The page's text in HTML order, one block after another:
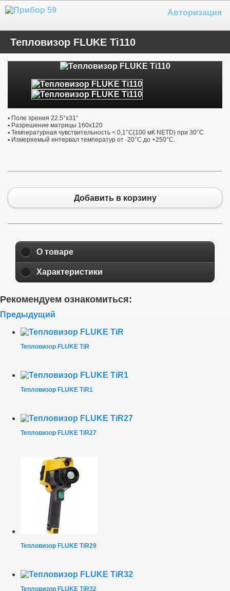
Авторизация
Тепловизор FLUKE Ti110
▪ Поле зрения 22.5°x31°
▪ Разрешение матрицы 160x120
▪ Температурная чувствительность < 0,1°С(100 мК NETD) при 30°С
▪ Измеряемый интервал температур от -20°С до +250°С.
Добавить в корзину
О товаре
Характеристики
Рекомендуем ознакомиться:
Предыдущий
Тепловизор FLUKE TiR
Тепловизор FLUKE TiR1
Тепловизор FLUKE TiR27
Тепловизор FLUKE TiR29
Тепловизор FLUKE TiR32